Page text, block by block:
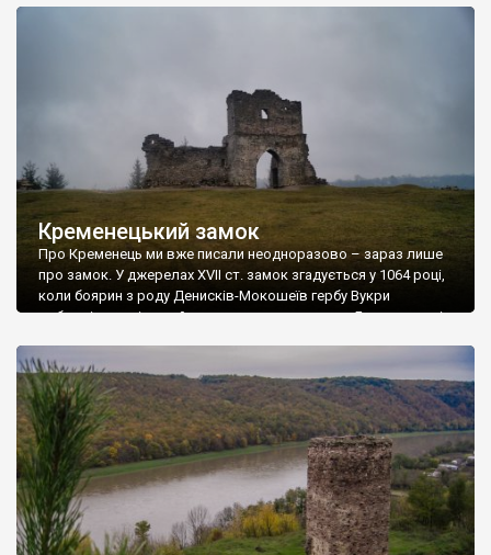
Кременецький замок
Про Кременець ми вже писали неодноразово – зараз лише
про замок. У джерелах XVII ст. замок згадується у 1064 році,
коли боярин з роду Денисків-Мокошеїв гербу Вукри
добровільно віддав його польському королю Болеславові
ст. Відомо, що у 1226 році він витримав облогу військ
угорського королевича Андрія. Згодом, […]